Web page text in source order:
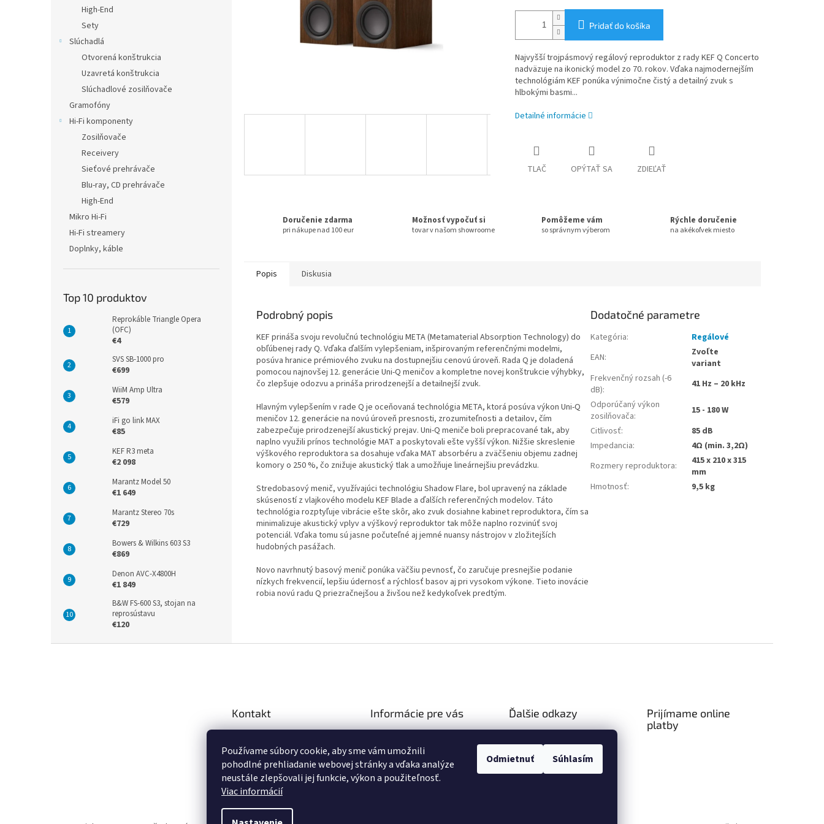
Používame súbory cookie, aby sme vám umožnili
pohodlné prehliadanie webovej stránky a vďaka analýze
neustále zlepšovali jej funkcie, výkon a použiteľnosť.
Viac informácií
Odmietnuť Súhlasím
High-End
Sety
Slúchadlá
Otvorená konštrukcia
Uzavretá konštrukcia
Slúchadlové zosilňovače
Gramofóny
Hi-Fi komponenty
Zosilňovače
Receivery
Sieťové prehrávače
Blu-ray, CD prehrávače
High-End
Mikro Hi-Fi
Hi-Fi streamery
Doplnky, káble
Top 10 produktov
Reprokáble Triangle Opera
(OFC)
€4
SVS SB-1000 pro
€699
WiiM Amp Ultra
€579
iFi go link MAX
€85
KEF R3 meta
€2 098
Marantz Model 50
€1 649
Marantz Stereo 70s
€729
Bowers & Wilkins 603 S3
€869
Denon AVC-X4800H
€1 849
B&W FS-600 S3, stojan na
reprosústavu
€120
Pridať do košíka
Najvyšší trojpásmový regálový reproduktor z rady KEF Q Concerto
nadväzuje na ikonický model zo 70. rokov. Vďaka najmodernejším
technológiám KEF ponúka výnimočne čistý a detailný zvuk s
hlbokými basmi...
Detailné informácie
TLAČ OPÝTAŤ SA ZDIEĽAŤ
Doručenie zdarma
pri nákupe nad 100 eur
Možnosť vypočuť si
tovar v našom showroome
Pomôžeme vám
so správnym výberom
Rýchle doručenie
na akékoľvek miesto
Popis Diskusia
Podrobný popis
KEF prináša svoju revolučnú technológiu META (Metamaterial Absorption Technology) do
obľúbenej rady Q. Vďaka ďalším vylepšeniam, inšpirovaným referenčnými modelmi,
posúva hranice prémiového zvuku na dostupnejšiu cenovú úroveň. Rada Q je doladená
pomocou najnovšej 12. generácie Uni-Q meničov a kompletne novej konštrukcie výhybky,
čo zlepšuje odozvu a prináša prirodzenejší a detailnejší zvuk.
Hlavným vylepšením v rade Q je oceňovaná technológia META, ktorá posúva výkon Uni-Q
meničov 12. generácie na novú úroveň presnosti, zrozumiteľnosti a detailov, čím
zabezpečuje prirodzenejší akustický prejav. Uni-Q meniče boli prepracované tak, aby
naplno využili prínos technológie MAT a poskytovali ešte vyšší výkon. Nižšie skreslenie
výškového reproduktora sa dosahuje vďaka MAT absorbéru a zväčšeniu objemu zadnej
komory o 250 %, čo znižuje akustický tlak a umožňuje lineárnejšiu prevádzku.
Stredobasový menič, využívajúci technológiu Shadow Flare, bol upravený na základe
skúseností z vlajkového modelu KEF Blade a ďalších referenčných modelov. Táto
technológia rozptyľuje vibrácie ešte skôr, ako zvuk dosiahne kabinet reproduktora, čím sa
minimalizuje akustický vplyv a výškový reproduktor tak môže naplno rozvinúť svoj
potenciál. Vďaka tomu sú jasne počuteľné aj jemné nuansy nástrojov v zložitejších
hudobných pasážach.
Novo navrhnutý basový menič ponúka väčšiu pevnosť, čo zaručuje presnejšie podanie
nízkych frekvencií, lepšiu údernosť a rýchlosť basov aj pri vysokom výkone. Tieto inovácie
robia novú radu Q priezračnejšou a živšou než kedykoľvek predtým.
Dodatočné parametre
Kategória:
Regálové
EAN:
Zvoľte
variant
Frekvenčný rozsah (-6
dB):
41 Hz – 20 kHz
Odporúčaný výkon
zosilňovača:
15 - 180 W
Citlivosť:
85 dB
Impedancia:
4Ω (min. 3,2Ω)
Rozmery reproduktora:
415 x 210 x 315
mm
Hmotnosť: 9,5 kg
Kontakt
+421 903 106 751
https://facebook.com/hifi
za.sk
Informácie pre vás
Obchodné podmienky
Podmienky ochrany osobných
údajov
Ďalšie odkazy
Doprava a platba
Prijímame online
platby